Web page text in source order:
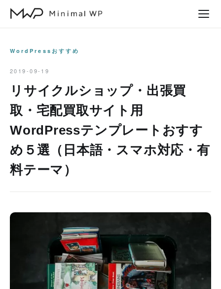
WordPressおすすめ
2019-09-19
リサイクルショップ・出張買
取・宅配買取サイト用
WordPressテンプレートおすす
め５選（日本語・スマホ対応・有
料テーマ）